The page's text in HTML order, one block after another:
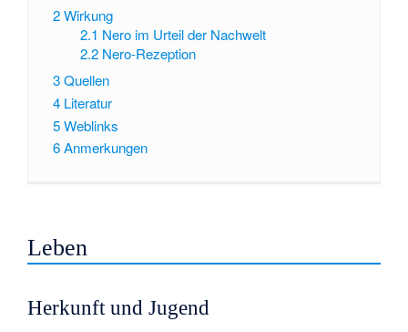
2Wirkung
2.1 Nero im Urteil der Nachwelt
2.2 Nero-Rezeption
3Quellen
4 Literatur
5Weblinks
6Anmerkungen
Leben
Herkunft und Jugend